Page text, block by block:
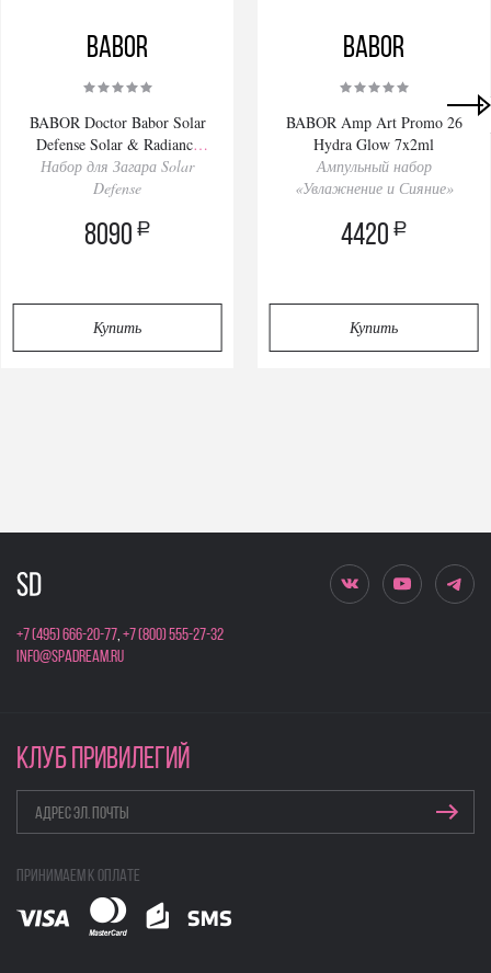
BABOR
BABOR Doctor Babor Solar
Defense Solar & Radiance
Routine Set
Набор для Загара Solar
Defense
8090 a
Купить
BABOR
BABOR Amp Art Promo 26
Hydra Glow 7x2ml
Ампульный набор
«Увлажнение и Сияние»
4420 a
Купить
+7 (495) 666-20-77,+7 (800) 555-27-32
info@spadream.ru
КЛУБ ПРИВИЛЕГИЙ
Принимаем к оплате